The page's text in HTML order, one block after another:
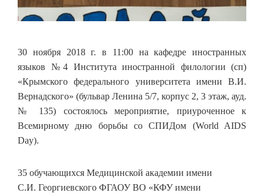
30 ноября 2018 г. в 11:00 на кафедре иностранных
языков №4 Института иностранной филологии (сп)
«Крымского федерального университета имени В.И.
Вернадского» (бульвар Ленина 5/7, корпус 2, 3 этаж, ауд.
№ 135) состоялось мероприятие, приуроченное к
Всемирному дню борьбы со СПИДом (World AIDS
Day).
35 обучающихся Медицинской академии имени
С.И. Георгиевского ФГАОУ ВО «КФУ имени